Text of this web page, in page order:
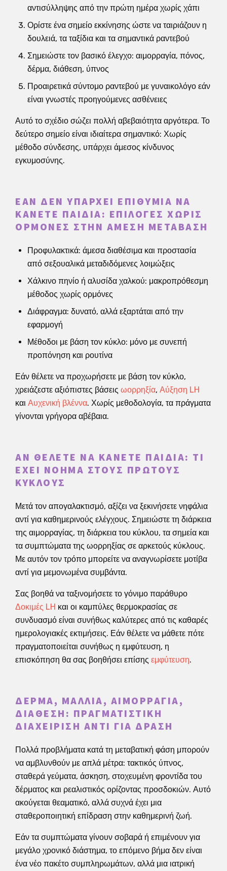
αντισύλληψης από την πρώτη ημέρα χωρίς χάπι
Ορίστε ένα σημείο εκκίνησης ώστε να ταιριάζουν η
δουλειά, τα ταξίδια και τα σημαντικά ραντεβού
Σημειώστε τον βασικό έλεγχο: αιμορραγία, πόνος,
δέρμα, διάθεση, ύπνος
Προαιρετικά σύντομο ραντεβού με γυναικολόγο εάν
είναι γνωστές προηγούμενες ασθένειες
Αυτό το σχέδιο σώζει πολλή αβεβαιότητα αργότερα. Το
δεύτερο σημείο είναι ιδιαίτερα σημαντικό: Χωρίς
μέθοδο σύνδεσης, υπάρχει άμεσος κίνδυνος
εγκυμοσύνης.
ΕΆΝ ΔΕΝ ΥΠΆΡΧΕΙ ΕΠΙΘΥΜΊΑ ΝΑ
ΚΆΝΕΤΕ ΠΑΙΔΙΆ: ΕΠΙΛΟΓΈΣ ΧΩΡΊΣ
ΟΡΜΌΝΕΣ ΣΤΗΝ ΆΜΕΣΗ ΜΕΤΆΒΑΣΗ
Προφυλακτικά: άμεσα διαθέσιμα και προστασία
από σεξουαλικά μεταδιδόμενες λοιμώξεις
Χάλκινο πηνίο ή αλυσίδα χαλκού: μακροπρόθεσμη
μέθοδος χωρίς ορμόνες
Διάφραγμα: δυνατό, αλλά εξαρτάται από την
εφαρμογή
Μέθοδοι με βάση τον κύκλο: μόνο με συνεπή
προπόνηση και ρουτίνα
Εάν θέλετε να προχωρήσετε με βάση τον κύκλο,
χρειάζεστε αξιόπιστες βάσεις ωορρηξία, Αύξηση LH
και Αυχενική βλέννα. Χωρίς μεθοδολογία, τα πράγματα
γίνονται γρήγορα αβέβαια.
ΑΝ ΘΈΛΕΤΕ ΝΑ ΚΆΝΕΤΕ ΠΑΙΔΙΆ: ΤΙ
ΈΧΕΙ ΝΌΗΜΑ ΣΤΟΥΣ ΠΡΏΤΟΥΣ
ΚΎΚΛΟΥΣ
Μετά τον απογαλακτισμό, αξίζει να ξεκινήσετε νηφάλια
αντί για καθημερινούς ελέγχους. Σημειώστε τη διάρκεια
της αιμορραγίας, τη διάρκεια του κύκλου, τα σημεία και
τα συμπτώματα της ωορρηξίας σε αρκετούς κύκλους.
Με αυτόν τον τρόπο μπορείτε να αναγνωρίσετε μοτίβα
αντί για μεμονωμένα συμβάντα.
Σας βοηθά να ταξινομήσετε το γόνιμο παράθυρο
Δοκιμές LH και οι καμπύλες θερμοκρασίας σε
συνδυασμό είναι συνήθως καλύτερες από τις καθαρές
ημερολογιακές εκτιμήσεις. Εάν θέλετε να μάθετε πότε
πραγματοποιείται συνήθως η εμφύτευση, η
επισκόπηση θα σας βοηθήσει επίσης εμφύτευση.
ΔΈΡΜΑ, ΜΑΛΛΙΆ, ΑΙΜΟΡΡΑΓΊΑ,
ΔΙΆΘΕΣΗ: ΠΡΑΓΜΑΤΙΣΤΙΚΉ
ΔΙΑΧΕΊΡΙΣΗ ΑΝΤΊ ΓΙΑ ΔΡΆΣΗ
Πολλά προβλήματα κατά τη μεταβατική φάση μπορούν
να αμβλυνθούν με απλά μέτρα: τακτικός ύπνος,
σταθερά γεύματα, άσκηση, στοχευμένη φροντίδα του
δέρματος και ρεαλιστικός ορίζοντας προσδοκιών. Αυτό
ακούγεται θεαματικό, αλλά συχνά έχει μια
σταθεροποιητική επίδραση στην καθημερινή ζωή.
Εάν τα συμπτώματα γίνουν σοβαρά ή επιμένουν για
μεγάλο χρονικό διάστημα, το επόμενο βήμα δεν είναι
ένα νέο πακέτο συμπληρωμάτων, αλλά μια ιατρική